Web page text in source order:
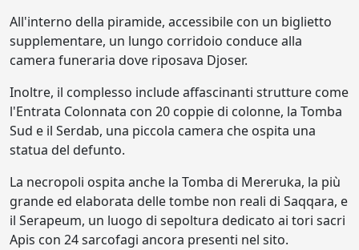
All'interno della piramide, accessibile con un biglietto
supplementare, un lungo corridoio conduce alla
camera funeraria dove riposava Djoser.
Inoltre, il complesso include affascinanti strutture come
l'Entrata Colonnata con 20 coppie di colonne, la Tomba
Sud e il Serdab, una piccola camera che ospita una
statua del defunto.
La necropoli ospita anche la Tomba di Mereruka, la più
grande ed elaborata delle tombe non reali di Saqqara, e
il Serapeum, un luogo di sepoltura dedicato ai tori sacri
Apis con 24 sarcofagi ancora presenti nel sito.